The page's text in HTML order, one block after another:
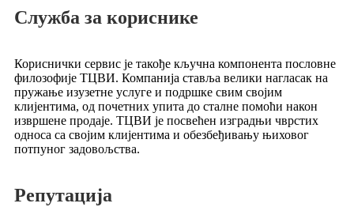
Служба за кориснике
Кориснички сервис је такође кључна компонента пословне
филозофије ТЦВИ. Компанија ставља велики нагласак на
пружање изузетне услуге и подршке свим својим
клијентима, од почетних упита до сталне помоћи након
извршене продаје. ТЦВИ је посвећен изградњи чврстих
односа са својим клијентима и обезбеђивању њиховог
потпуног задовољства.
Репутација